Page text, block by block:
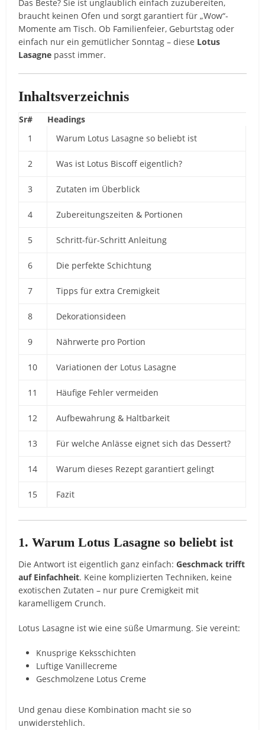
Das Beste? Sie ist unglaublich einfach zuzubereiten,
braucht keinen Ofen und sorgt garantiert für „Wow“-
Momente am Tisch. Ob Familienfeier, Geburtstag oder
einfach nur ein gemütlicher Sonntag – diese Lotus
Lasagne passt immer.
Inhaltsverzeichnis
Sr#
Headings
1
Warum Lotus Lasagne so beliebt ist
2 Was ist Lotus Biscoff eigentlich?
3 Zutaten im Überblick
4 Zubereitungszeiten & Portionen
5 Schritt-für-Schritt Anleitung
6 Die perfekte Schichtung
7 Tipps für extra Cremigkeit
8 Dekorationsideen
9 Nährwerte pro Portion
10 Variationen der Lotus Lasagne
11 Häufige Fehler vermeiden
12 Aufbewahrung & Haltbarkeit
13 Für welche Anlässe eignet sich das Dessert?
14 Warum dieses Rezept garantiert gelingt
15 Fazit
1. Warum Lotus Lasagne so beliebt ist
Die Antwort ist eigentlich ganz einfach:Geschmack trifft
auf Einfachheit. Keine komplizierten Techniken, keine
exotischen Zutaten – nur pure Cremigkeit mit
karamelligem Crunch.
Lotus Lasagne ist wie eine süße Umarmung. Sie vereint:
Knusprige Keksschichten
Luftige Vanillecreme
Geschmolzene Lotus Creme
Und genau diese Kombination macht sie so
unwiderstehlich.